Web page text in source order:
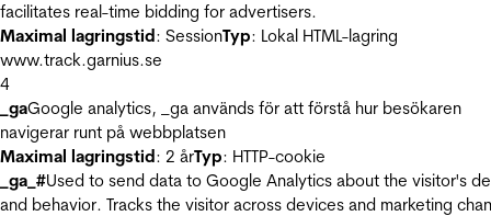
facilitates real-time bidding for advertisers.
Maximal lagringstid: SessionTyp: Lokal HTML-lagring
www.track.garnius.se
4
_gaGoogle analytics, _ga används för att förstå hur besökaren
navigerar runt på webbplatsen
Maximal lagringstid: 2 årTyp: HTTP-cookie
_ga_#Used to send data to Google Analytics about the visitor's
and behavior. Tracks the visitor across devices and marketing